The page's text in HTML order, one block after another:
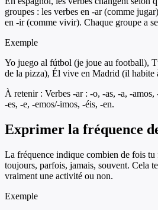
groupes : les verbes en -ar (comme
en -ir (comme vivir). Chaque groupe a
Exemple
Yo juego al fútbol (je joue au football),
de la pizza), Él vive en Madrid (il habite
À retenir : Verbes -ar : -o, -as, -a, -
-es, -e, -emos/-imos, -éis, -en.
Exprimer la fréquence
La fréquence indique combien de fois tu
toujours, parfois, jamais, souvent. Cela
vraiment une activité ou non.
Exemple